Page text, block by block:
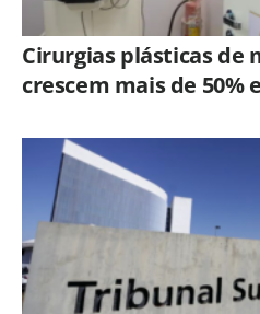
Cirurgias plásticas de
crescem mais de 50%